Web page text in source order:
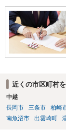
近くの市区町村
中越
長岡市
三条市 柏崎
南魚沼市
出雲崎町